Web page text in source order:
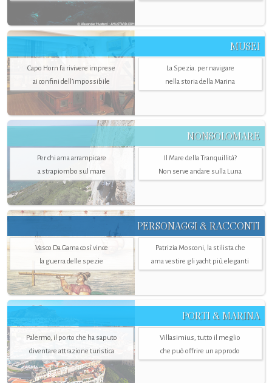
MUSEI
Capo Horn fa rivivere imprese
ai confini dell’impossibile
La Spezia. per navigare
nella storia della Marina
NONSOLOMARE
Per chi ama arrampicare
a strapiombo sul mare
Il Mare della Tranquillità?
Non serve andare sulla Luna
PERSONAGGI & RACCONTI
Vasco Da Gama così vince
la guerra delle spezie
Patrizia Mosconi, la stilista che
ama vestire gli yacht più eleganti
PORTI & MARINA
Palermo, il porto che ha saputo
diventare attrazione turistica
Villasimius, tutto il meglio
che può offrire un approdo